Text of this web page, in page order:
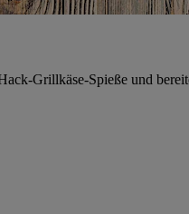
Grillkäse-Spieße und